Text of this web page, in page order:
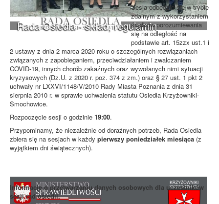
Rada Osiedla - skład, regulamin
Sesja odbędzie się w trybie
zdalnym z wykorzystaniem
środków porozumiewania
się na odległość na
podstawie art. 15zzx ust.1 i
2 ustawy z dnia 2 marca 2020 roku o szczególnych rozwiązaniach
związanych z zapobieganiem, przeciwdziałaniem i zwalczaniem
COVID-19, innych chorób zakaźnych oraz wywołanych nimi sytuacji
kryzysowych (Dz.U. z 2020 r. poz. 374 z zm.) oraz § 27 ust. 1 pkt 2
uchwały nr LXXVI/1148/V/2010 Rady Miasta Poznania z dnia 31
sierpnia 2010 r. w sprawie uchwalenia statutu Osiedla Krzyżowniki-
Smochowice.
Rozpoczęcie sesji o godzinie 19:00.
Przypominamy, że niezależnie od doraźnych potrzeb, Rada Osiedla
zbiera się na sesjach w każdy pierwszy poniedziałek miesiąca (z
wyjątkiem dni świątecznych).
Informacje o przetwarzaniu danych osobowych dla uczestników
sesji rad osiedli.